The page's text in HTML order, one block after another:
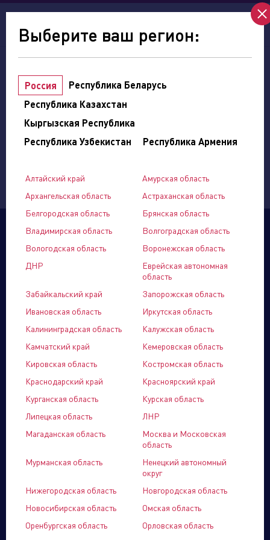
Управляющая компания
Торговые
компании
Производственный
Сервисные
активы
Выберите ваш регион:
Россия
Республика Беларусь
Республика Казахстан
Кыргызская Республика
Республика Узбекистан
Республика Армения
Алтайский край
Амурская область
Архангельская область
Астраханская область
Белгородская область
Брянская область
Владимирская область
Волгоградская область
Вологодская область
Воронежская область
ДНР
Еврейская автономная
область
Забайкальский край
Запорожская область
Ивановская область
Иркутская область
Калининградская область
Калужская область
Камчатский край
Кемеровская область
Кировская область
Костромская область
Краснодарский край
Красноярский край
Курганская область
Курская область
Липецкая область
ЛНР
Магаданская область
Москва и Московская
область
Мурманская область
Ненецкий автономный
округ
Нижегородская область
Новгородская область
Новосибирская область
Омская область
Оренбургская область
Орловская область
Сервисы
мой регион:Алтайский край